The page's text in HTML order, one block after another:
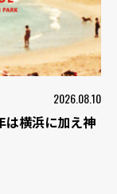
2026.08.10
は横浜に加え神